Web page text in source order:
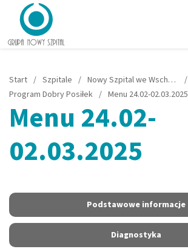
Start / Szpitale / Nowy Szpital we Wschowie
/
Program Dobry Posiłek / Menu 24.02-02.03.2025
Menu 24.02-
02.03.2025
Podstawowe informacje
Diagnostyka